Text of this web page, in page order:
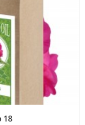
18